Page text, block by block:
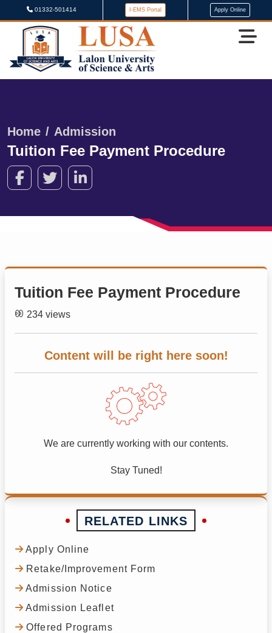
01332-501414 I-EMS Portal Apply Online
Home Admission
Tuition Fee Payment Procedure
Tuition Fee Payment Procedure
234 views
Content will be right here soon!
We are currently working with our contents.
Stay Tuned!
RELATED LINKS
Apply Online
Retake/Improvement Form
Admission Notice
Admission Leaflet
Offered Programs